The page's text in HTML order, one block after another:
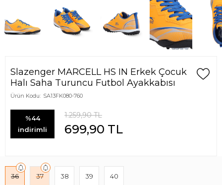
Slazenger MARCELL HS IN Erkek Çocuk
Halı Saha Turuncu Futbol Ayakkabısı
Ürün Kodu: SA13FK080-760
%44
indirimli
1.259,90TL
699,90 TL
36 37 38 39 40